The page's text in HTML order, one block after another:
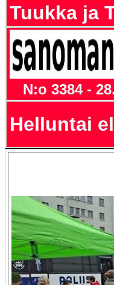
Tuukka ja
N:o 3384 -
Helluntai